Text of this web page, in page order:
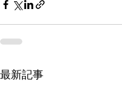
最新記事